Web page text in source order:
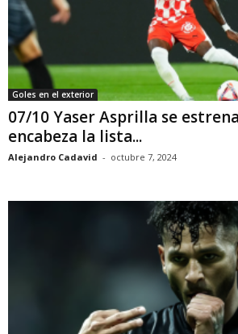
Goles en el exterior
07/10 Yaser Asprilla se
encabeza la lista...
Alejandro Cadavid - octubre 7, 2024